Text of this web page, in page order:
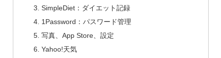
SimpleDiet：ダイエット記録
1Password：パスワード管理
写真、App Store、設定
Yahoo!天気